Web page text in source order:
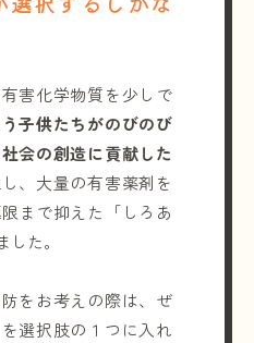
害化学物質を少しで
子供たちがのびのび
会の創造に貢献した
、大量の有害薬剤を
まで抑えた「しろあ
た。
をお考えの際は、ぜ
選択肢の１つに入れ